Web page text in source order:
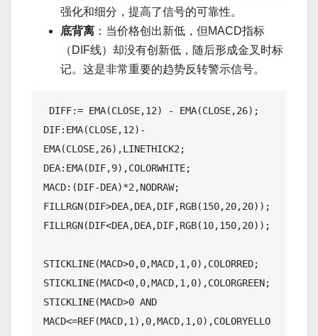
强化和细分，提高了信号的可靠性。
底背离 ：当价格创出新低，但MACD指标
（DIF线）却没有创新低，随后形成金叉时标
记。这是非常重要的趋势反转警示信号。
DIF:EMA(CLOSE,12)-
EMA(CLOSE,26),LINETHICK2;
DEA:EMA(DIF,9),COLORWHITE;
MACD:(DIF-DEA)*2,NODRAW;
FILLRGN(DIF>DEA,DEA,DIF,RGB(150,20,20));
FILLRGN(DIF<DEA,DEA,DIF,RGB(10,150,20));
STICKLINE(MACD>0,0,MACD,1,0),COLORRED;
STICKLINE(MACD<0,0,MACD,1,0),COLORGREEN;
STICKLINE(MACD>0 AND
MACD<=REF(MACD,1),0,MACD,1,0),COLORYELLO